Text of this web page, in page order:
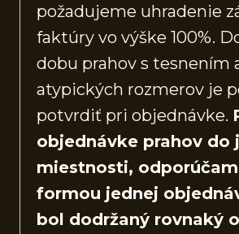
požadujeme uhradenie
faktúry vo výške 100%.
dobu prahov s tesnením
atypických rozmerov je
potvrdiť pri objednávke.
objednávke prahov do
miestnosti,
formou jednej
bol dodržaný rovnaký